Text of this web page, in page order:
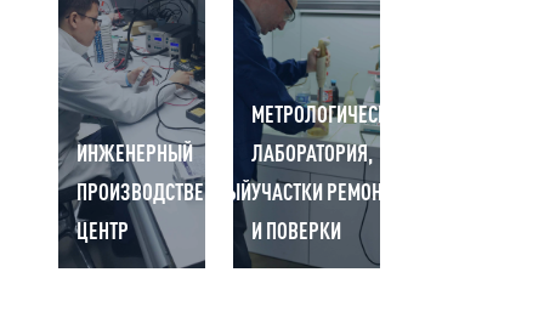
ИНЖЕНЕРНЫЙ
ПРОИЗВОДСТВЕННЫЙ
ЦЕНТР
МЕТРОЛОГИЧЕСКАЯ
ЛАБОРАТОРИЯ,
УЧАСТКИ РЕМОНТА
И ПОВЕРКИ